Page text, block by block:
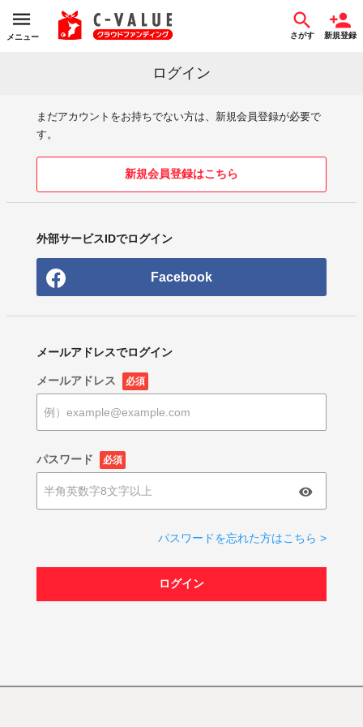
メニュー さがす 新規登録
ログイン
まだアカウントをお持ちでない方は、新規会員登録が必要で
す。
新規会員登録はこちら
外部サービスIDでログイン
Facebook
メールアドレスでログイン
メールアドレス 必須
パスワード 必須
パスワードを忘れた方はこちら >
ログイン